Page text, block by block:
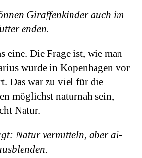
Giraffenkinder auch im
enden.
eine. Die Frage ist, wie man
wurde in Kopenhagen vor
Das war zu viel für die
möglichst naturnah sein,
Natur.
Natur vermitteln, aber al­